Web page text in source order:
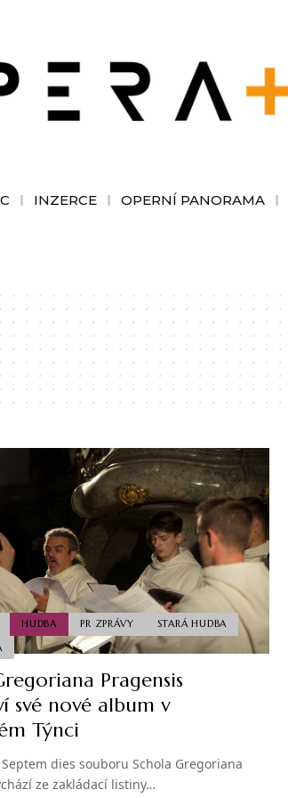
INZERCE OPERNÍ PANORAMA
HUDBA PR ZPRÁVY
STARÁ HUDBA
Pragensis
své nové album v
Týnci
dies souboru Schola Gregoriana
ze zakládací listiny…